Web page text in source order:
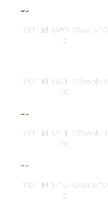
113 TN 1689-KSweb-10
0
113 TN 1691-KS3web-1
00
113 TN 1711-KS3web-1
00
113 TN 1715-KSweb-10
0